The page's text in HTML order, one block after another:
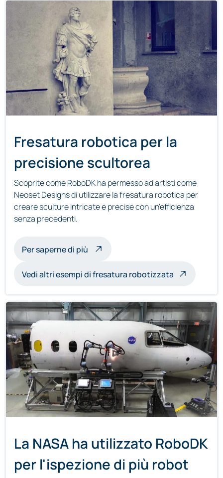
Fresatura robotica per la
precisione scultorea
Scoprite come RoboDK ha permesso ad artisti come
Neoset Designs di utilizzare la fresatura robotica per
creare sculture intricate e precise con un'efficienza
senza precedenti.
Per saperne di più sulle sculture a fresatura robotica
Vedi altri esempi di fresatura robotizzata
La NASA ha utilizzato RoboDK
per l'ispezione di più robot